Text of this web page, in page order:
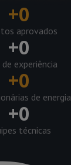
+0
aprovados
+0
de experiência
+0
de energia
+0
técnicas